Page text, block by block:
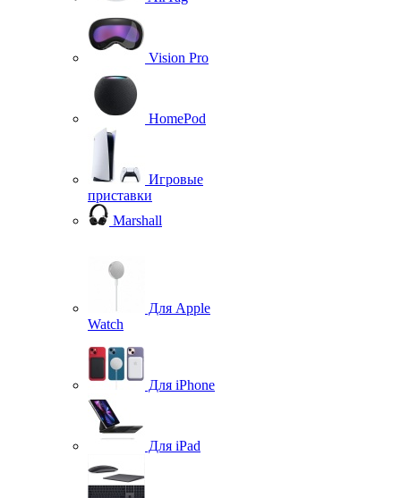
Vision Pro
HomePod
Игровые
приставки
Marshall
Для Apple
Watch
Для iPhone
Для iPad